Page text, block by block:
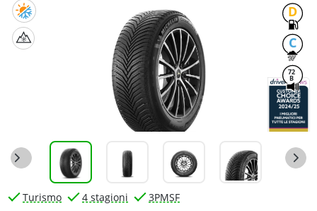
D
C
72
B
Turismo 4 stagioni 3PMSF